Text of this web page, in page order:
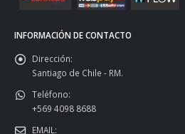
INFORMACIÓN DE CONTACTO
Dirección:
Santiago de Chile - RM.
Teléfono:
+569 4098 8688
EMAIL: